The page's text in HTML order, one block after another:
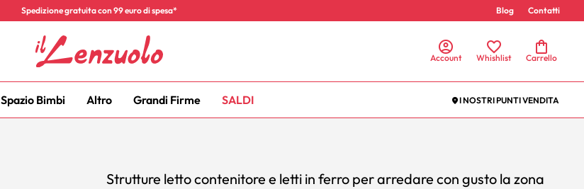
Spedizione gratuita con 99 euro di spesa* Blog Contatti
Account Whishlist Carrello
Spazio Bimbi Altro Grandi Firme SALDI I NOSTRI PUNTI VENDITA
Strutture letto contenitore e letti in ferro per arredare con gusto la zona